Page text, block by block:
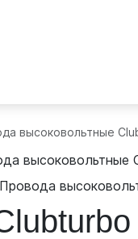
высоковольтные